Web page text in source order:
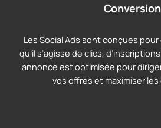
Conversion
Les Social Ads sont conçues pour
qu’il s’agisse de clics,
annonce est optimisée pour
vos offres et maximiser